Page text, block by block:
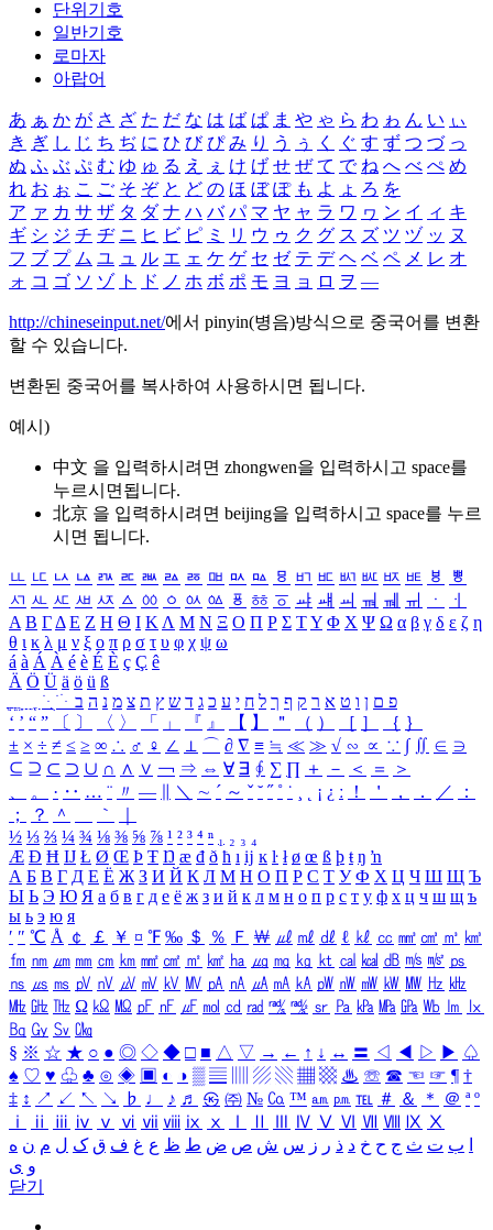
단위기호
일반기호
로마자
아랍어
あ ぁ か が さ ざ た だ な は ば ぱ ま や ゃ ら わ ゎ ん い ぃ
き ぎ し じ ち ぢ に ひ び ぴ み り う ぅ く ぐ す ず つ づ っ
ぬ ふ ぶ ぷ む ゆ ゅ る え ぇ け げ せ ぜ て で ね へ べ ぺ め
れ お ぉ こ ご そ ぞ と ど の ほ ぼ ぽ も よ ょ ろ を
ア ァ カ サ ザ タ ダ ナ ハ バ パ マ ヤ ャ ラ ワ ヮ ン イ ィ キ
ギ シ ジ チ ヂ ニ ヒ ビ ピ ミ リ ウ ゥ ク グ ス ズ ツ ヅ ッ ヌ
フ ブ プ ム ユ ュ ル エ ェ ケ ゲ セ ゼ テ デ ヘ ベ ペ メ レ オ
ォ コ ゴ ソ ゾ ト ド ノ ホ ボ ポ モ ヨ ョ ロ ヲ ―
http://chineseinput.net/에서 pinyin(병음)방식으로 중국어를 변환
할 수 있습니다.
변환된 중국어를 복사하여 사용하시면 됩니다.
예시)
中文 을 입력하시려면 zhongwen을 입력하시고 space를
누르시면됩니다.
北京 을 입력하시려면 beijing을 입력하시고 space를 누르
시면 됩니다.
ㅥ ㅦ ㅧ ㅨ ㅩ ㅪ ㅫ ㅬ ㅭ ㅮ ㅯ ㅰ ㅱ ㅲ ㅳ ㅴ ㅵ ㅶ ㅷ ㅸ
ㅹ
ㅺ ㅻ ㅼ ㅽ ㅾ ㅿ ㆀ ㆁ ㆂ ㆃ ㆄ ㆅ ㆆ ㆇ ㆈ ㆉ ㆊ ㆋ ㆌ ㆍ
ㆎ
Α Β ΓΔ Ε Ζ Η Θ Ι ΚΛ Μ Ν Ξ Ο Π Ρ Σ ΤΥ Φ Χ Ψ Ω α β γ δ ε ζ η
θ ι κ λ μ ν ξ ο π ρ σ τ υ φ χ ψ ω
á à Á À é è É È ç Ç ê
Ä Ö Ü ä ö ü ß
ִֶֹ ֻּ ׁׂ פ ם ן ו ט א ר ק ף ך ל ח י ע כ ג ד ש ץ ת צ מ נ ה ב
‘ ’ “ ” 〔 〕 〈 〉 「 」 『 』 【 】 ＂ （ ） ［ ］ ｛ ｝
± × ÷ ≠ ≤ ≥ ∞ ∴ ♂ ♀ ∠ ⊥ ⌒ ∂ ∇ ≡ ≒ ≪ ≫ √ ∽ ∝ ∵ ∫ ∬ ∈ ∋
⊆ ⊇ ⊂ ⊃ ∪ ∩ ∧ ∨ ￢ ⇒ ⇔ ∀ ∃ ∮ ∑ ∏ ＋ － ＜ ＝
＞
、
。 · ‥ … ¨ 〃 ― ＼ ∼ ´ ～ ˇ ˘ ˝ ˚ ˙ ¸ ¡ ¿ ː ！ ＇ ， ． ／
：
；
？ ＾ ｀
½ ⅓ ⅔ ¼ ¾ ⅛ ⅜ ⅝ ⅞ ¹ ² ³ ⁴ ⁿ ₁ ₂ ₃ ₄
Æ Ð Ħ Ĳ Ł Ø Œ Þ Ŧ Ŋ æ đ ð ħ ı ĳ ĸ ŀ ł ø œ ß þ ŧ ŋ ŉ
А Б В Г Д Е Ё Ж З И Й К Л М Н О П Р С Т У Ф Х Ц Ч Ш Щ Ъ
Ы Ь Э Ю Я а б в г д е ё ж з и й к л м н о п р с т у ф х ц ч ш щ ъ
ы ь э ю я
′ ″ ℃ Å ￠ ￡ ￥ ¤ ℉ ‰ ＄ ％ Ｆ ￦ ㎕ ㎖ ㎗ ℓ ㎘ ㏄ ㎣ ㎤ ㎥ ㎦
㎙ ㎚ ㎛ ㎜ ㎝ ㎞ ㎟ ㎠ ㎡ ㎢ ㏊ ㎍ ㎎ ㎏ ㏏ ㎈ ㎉ ㏈ ㎧ ㎨ ㎰
㎱ ㎲ ㎳ ㎴ ㎵ ㎶ ㎷ ㎸ ㎹ ㎀ ㎁ ㎂ ㎃ ㎄ ㎺ ㎻ ㎽ ㎾ ㎿ ㎐ ㎑
㎒ ㎓ ㎔ Ω ㏀ ㏁ ㎊ ㎋ ㎌ ㏖ ㏅ ㎭ ㎮ ㎯ ㏛ ㎩ ㎪ ㎫ ㎬ ㏝ ㏐
㏓
㏃ ㏉ ㏜ ㏆
§ ※ ☆ ★ ○ ● ◎ ◇ ◆ □ ■ △ ▽ → ← ↑ ↓ ↔ 〓 ◁ ◀ ▷ ▶ ♤
♠ ♡ ♥ ♧ ♣ ⊙ ◈ ▣ ◐ ◑ ▒ ▤ ▨ ▧ ▦ ▩ ♨ ☏ ☎ ☜ ☞ ¶ †
‡ ↕ ↗ ↙ ↖ ↘ ♭ ♩ ♪ ♬ ㉿ ㈜ № ㏇ ™ ㏂ ㏘ ℡ ＃ ＆ ＊ ＠ ª º
ⅰ
ⅱ ⅲ ⅳ ⅴ ⅵ ⅶ ⅷ ⅸ ⅹ Ⅳ Ⅴ Ⅵ Ⅶ Ⅷ Ⅸ Ⅹ
ب ت ث ج ح خ د ذ ر ز س ش ص ض ط ظ ع غ ف ق ک ل م ن ه
و ی
닫기